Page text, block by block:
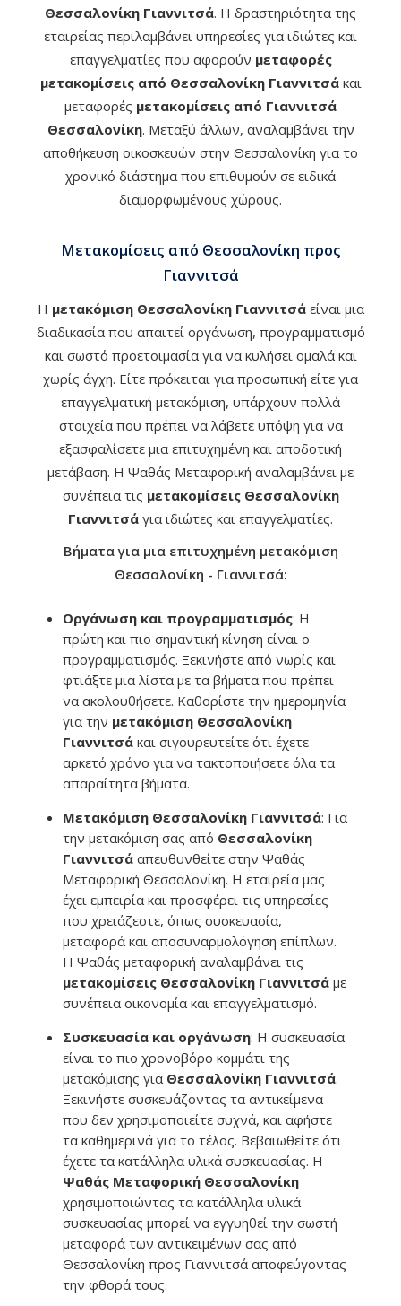
Θεσσαλονίκη Γιαννιτσά. Η δραστηριότητα της
εταιρείας περιλαμβάνει υπηρεσίες για ιδιώτες και
επαγγελματίες που αφορούν μεταφορές
μετακομίσεις από Θεσσαλονίκη Γιαννιτσάκαι
μεταφορές μετακομίσεις από Γιαννιτσά
Θεσσαλονίκη. Μεταξύ άλλων, αναλαμβάνει την
αποθήκευση οικοσκευών στην Θεσσαλονίκη για το
χρονικό διάστημα που επιθυμούν σε ειδικά
διαμορφωμένους χώρους.
Μετακομίσεις από Θεσσαλονίκη προς
Γιαννιτσά
Η μετακόμιση Θεσσαλονίκη Γιαννιτσάείναι μια
διαδικασία που απαιτεί οργάνωση, προγραμματισμό
και σωστό προετοιμασία για να κυλήσει ομαλά και
χωρίς άγχη. Είτε πρόκειται για προσωπική είτε για
επαγγελματική μετακόμιση, υπάρχουν πολλά
στοιχεία που πρέπει να λάβετε υπόψη για να
εξασφαλίσετε μια επιτυχημένη και αποδοτική
μετάβαση. Η Ψαθάς Μεταφορική αναλαμβάνει με
συνέπεια τις μετακομίσεις Θεσσαλονίκη
Γιαννιτσά για ιδιώτες και επαγγελματίες.
Βήματα για μια επιτυχημένη μετακόμιση
Θεσσαλονίκη - Γιαννιτσά:
Οργάνωση και προγραμματισμός: Η
πρώτη και πιο σημαντική κίνηση είναι ο
προγραμματισμός. Ξεκινήστε από νωρίς και
φτιάξτε μια λίστα με τα βήματα που πρέπει
να ακολουθήσετε. Καθορίστε την ημερομηνία
για την μετακόμιση Θεσσαλονίκη
Γιαννιτσά και σιγουρευτείτε ότι έχετε
αρκετό χρόνο για να τακτοποιήσετε όλα τα
απαραίτητα βήματα.
Μετακόμιση Θεσσαλονίκη Γιαννιτσά: Για
την μετακόμιση σας από Θεσσαλονίκη
Γιαννιτσά απευθυνθείτε στην Ψαθάς
Μεταφορική Θεσσαλονίκη. Η εταιρεία μας
έχει εμπειρία και προσφέρει τις υπηρεσίες
που χρειάζεστε, όπως συσκευασία,
μεταφορά και αποσυναρμολόγηση επίπλων.
Η Ψαθάς μεταφορική αναλαμβάνει τις
μετακομίσεις Θεσσαλονίκη Γιαννιτσά με
συνέπεια οικονομία και επαγγελματισμό.
Συσκευασία και οργάνωση: Η συσκευασία
είναι το πιο χρονοβόρο κομμάτι της
μετακόμισης για Θεσσαλονίκη Γιαννιτσά.
Ξεκινήστε συσκευάζοντας τα αντικείμενα
που δεν χρησιμοποιείτε συχνά, και αφήστε
τα καθημερινά για το τέλος. Βεβαιωθείτε ότι
έχετε τα κατάλληλα υλικά συσκευασίας. Η
Ψαθάς Μεταφορική Θεσσαλονίκη
χρησιμοποιώντας τα κατάλληλα υλικά
συσκευασίας μπορεί να εγγυηθεί την σωστή
μεταφορά των αντικειμένων σας από
Θεσσαλονίκη προς Γιαννιτσά αποφεύγοντας
την φθορά τους.